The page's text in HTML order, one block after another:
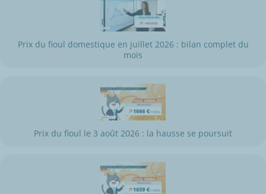
Prix du fioul domestique en juillet 2026 : bilan complet du
mois
Prix du fioul le 3 août 2026 : la hausse se poursuit